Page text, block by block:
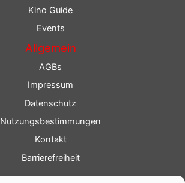
Kino Guide
Events
Allgemein
AGBs
Impressum
Datenschutz
Nutzungsbestimmungen
Kontakt
Barrierefreiheit